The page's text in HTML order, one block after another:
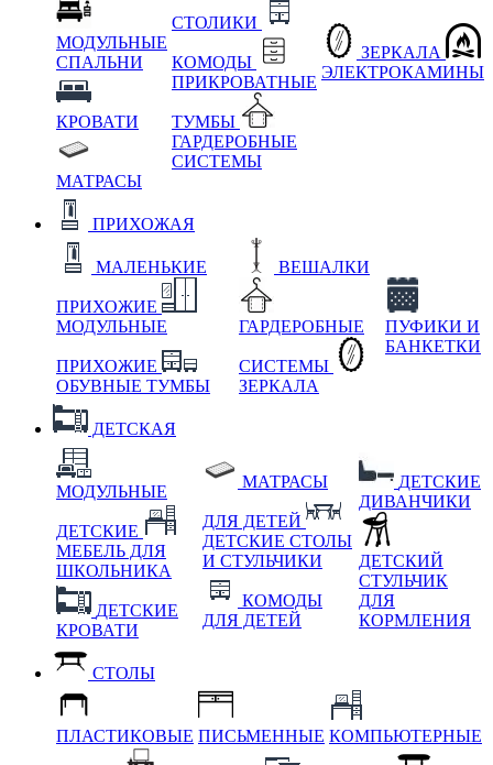
МОДУЛЬНЫЕ
СПАЛЬНИ
КРОВАТИ
МАТРАСЫ
СТОЛИКИ
КОМОДЫ
ПРИКРОВАТНЫЕ
ТУМБЫ
ГАРДЕРОБНЫЕ
СИСТЕМЫ
ЗЕРКАЛА
ЭЛЕКТРОКАМИНЫ
ПРИХОЖАЯ
МАЛЕНЬКИЕ
ПРИХОЖИЕ
МОДУЛЬНЫЕ
ПРИХОЖИЕ
ОБУВНЫЕ ТУМБЫ
ВЕШАЛКИ
ГАРДЕРОБНЫЕ
СИСТЕМЫ
ЗЕРКАЛА
ПУФИКИ И
БАНКЕТКИ
ДЕТСКАЯ
МОДУЛЬНЫЕ
ДЕТСКИЕ
МЕБЕЛЬ ДЛЯ
ШКОЛЬНИКА
ДЕТСКИЕ
КРОВАТИ
МАТРАСЫ
ДЛЯ ДЕТЕЙ
ДЕТСКИЕ СТОЛЫ
И СТУЛЬЧИКИ
КОМОДЫ
ДЛЯ ДЕТЕЙ
ДЕТСКИЕ
ДИВАНЧИКИ
ДЕТСКИЙ
СТУЛЬЧИК
ДЛЯ
КОРМЛЕНИЯ
СТОЛЫ
ПЛАСТИКОВЫЕ ПИСЬМЕННЫЕ КОМПЬЮТЕРНЫЕ